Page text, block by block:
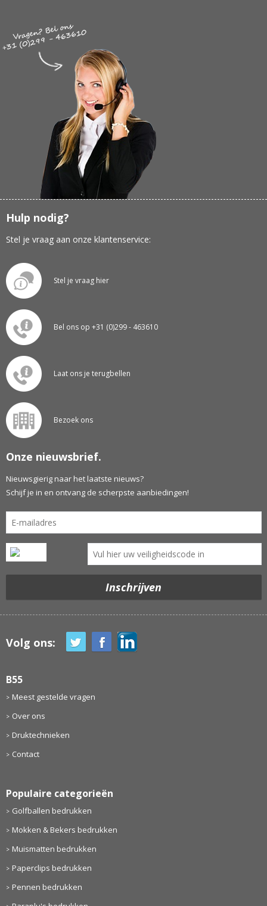
Hulp nodig?
Stel je vraag aan onze klantenservice:
Stel je vraag hier
Bel ons op +31 (0)299 - 463610
Laat ons je terugbellen
Bezoek ons
Onze nieuwsbrief.
Nieuwsgierig naar het laatste nieuws?
Schijf je in en ontvang de scherpste aanbiedingen!
Volg ons:
B55
Meest gestelde vragen
Over ons
Druktechnieken
Contact
Populaire categorieën
Golfballen bedrukken
Mokken & Bekers bedrukken
Muismatten bedrukken
Paperclips bedrukken
Pennen bedrukken